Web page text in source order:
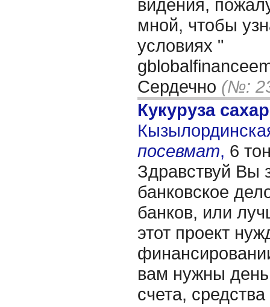
видения,
мной, чтобы
условиях "
Сердечно (№:
Кукуруза
посевмат, 6
Здравствуй Вы
банковское
банков, или
этот проект
вам нужны
счета,